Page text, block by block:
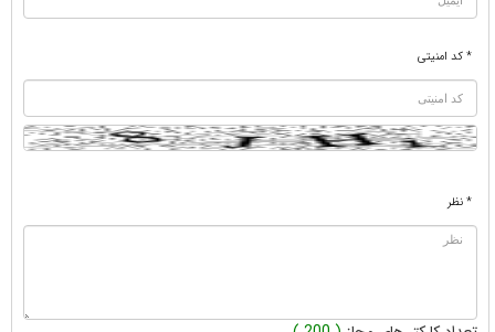
* کد امنیتی
* نظر